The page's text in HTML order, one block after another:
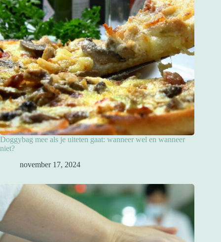
Doggybag mee als je uiteten gaat: wanneer wel en wanneer
niet?
november 17, 2024